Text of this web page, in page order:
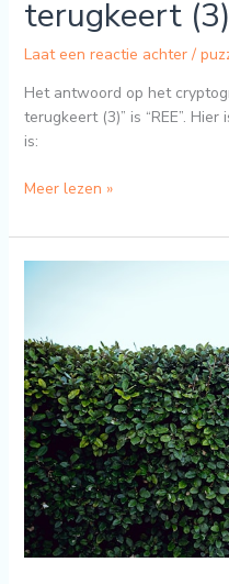
terugkeert (3)
Laat een reactie achter /
Het antwoord op het
terugkeert (3)” is “REE”.
is:
Meer lezen »
de
lus
tussen
het
groen
(6)